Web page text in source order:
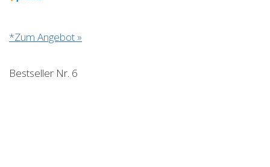
*Zum Angebot »
Bestseller Nr. 6